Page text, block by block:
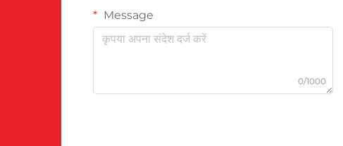
Message
0/1000